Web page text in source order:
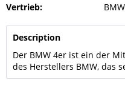
Vertrieb:
BMW
Description
Der BMW 4er ist ein der
des Herstellers BMW, das